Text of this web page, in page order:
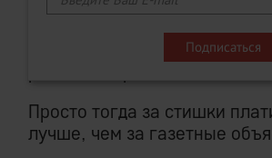
Солнце русской поэзии и
современного русского
Просто тогда за стишки
лучше, чем за газетные